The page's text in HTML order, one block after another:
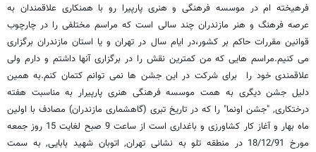
فرهیخته ام در موسسه فرهنگی و هنری پارپیرا رو با همنکاری علاقمندان به
عرصه فرهنگ و هنر مازندران چند سالی است که مراسم مختلفی را در چارچوب
قوانین مقررات حاکم بر کشور،در ایام سال در تهران و یا استان مازندران برگزاری
می کنیم.مراسم هایی که من کمترین نقش را در برگزاری آنها داشتم و دارم ولی
علاقمندی خود را برای شرکت در این جشن ها نمی توانم کتمان کنم.به همین
دلیل جشن دیگری به همت موسسه فرهنگی هنری پارپیرار به مناسبت هفته
درختکاری, "جشن اونما" را که در تاریخ تبری (گاهشماری مازندران) مصادف با اولین
ماه بهار و آغاز کار کشاورزی و باغداری است از ساعت 9 صبح لغایت 15 روز جمعه
مورخ 18/12/91 در منطقه تلو به نشانی تهران, اتوبان شهید بابایی, به سمت